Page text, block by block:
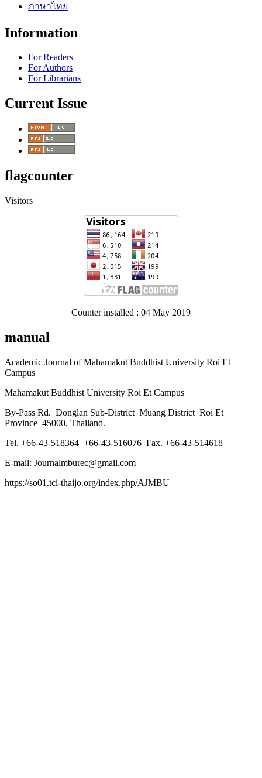
ภาษาไทย
Information
For Readers
For Authors
For Librarians
Current Issue
flagcounter
Visitors
Counter installed : 04 May 2019
manual
Academic Journal of Mahamakut Buddhist University Roi Et
Campus
Mahamakut Buddhist University Roi Et Campus
By-Pass Rd. Donglan Sub-District Muang District Roi Et
Province 45000, Thailand.
Tel. +66-43-518364 +66-43-516076 Fax. +66-43-514618
E-mail: Journalmburec@gmail.com
https://so01.tci-thaijo.org/index.php/AJMBU